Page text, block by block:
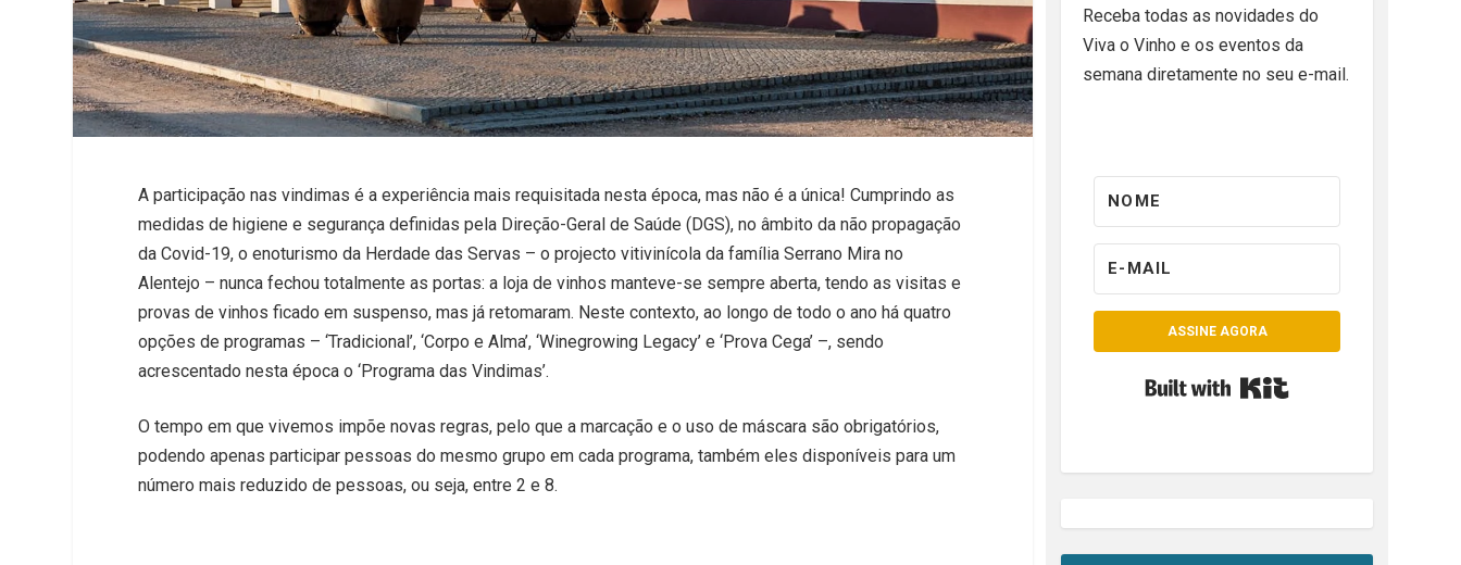
A participação nas vindimas é a experiência mais requisitada nesta época, mas não é a única! Cumprindo as
medidas de higiene e segurança definidas pela Direção-Geral de Saúde (DGS), no âmbito da não propagação
da Covid-19, o enoturismo da Herdade das Servas – o projecto vitivinícola da família Serrano Mira no
Alentejo – nunca fechou totalmente as portas: a loja de vinhos manteve-se sempre aberta, tendo as visitas e
provas de vinhos ficado em suspenso, mas já retomaram. Neste contexto, ao longo de todo o ano há quatro
opções de programas – ‘Tradicional’, ‘Corpo e Alma’, ‘Winegrowing Legacy’ e ‘Prova Cega’ –, sendo
acrescentado nesta época o ‘Programa das Vindimas’.
O tempo em que vivemos impõe novas regras, pelo que a marcação e o uso de máscara são obrigatórios,
podendo apenas participar pessoas do mesmo grupo em cada programa, também eles disponíveis para um
número mais reduzido de pessoas, ou seja, entre 2 e 8.
Receba todas as novidades do
Viva o Vinho e os eventos da
semana diretamente no seu e-mail.
ASSINE AGORA